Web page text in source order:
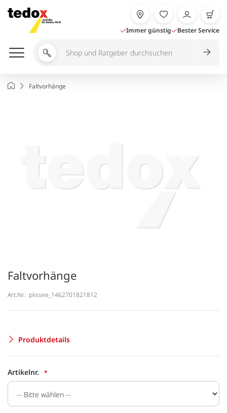
Inhalt
springen
Immer günstig Bester Service
Shop
durchsuchen
StartseiteFaltvorhänge
Faltvorhänge
Art.Nr.: plissee_1462701821812
Produktdetails
Artikelnr.